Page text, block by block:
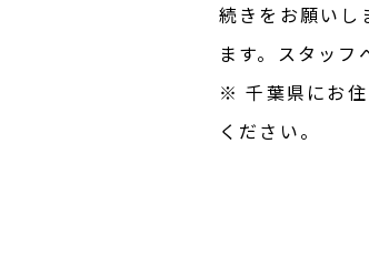
続きをお願いし
ます。スタッフ
※ 千葉県にお住
ください。